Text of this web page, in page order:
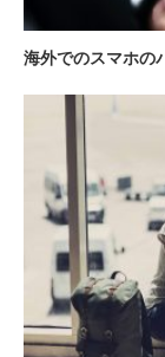
海外でのスマホの